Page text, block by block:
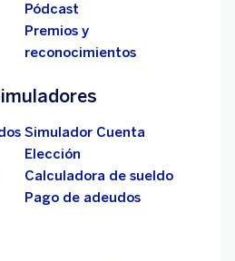
Pódcast
Premios y
reconocimientos
Simulador Cuenta
Elección
Calculadora de sueldo
Pago de adeudos